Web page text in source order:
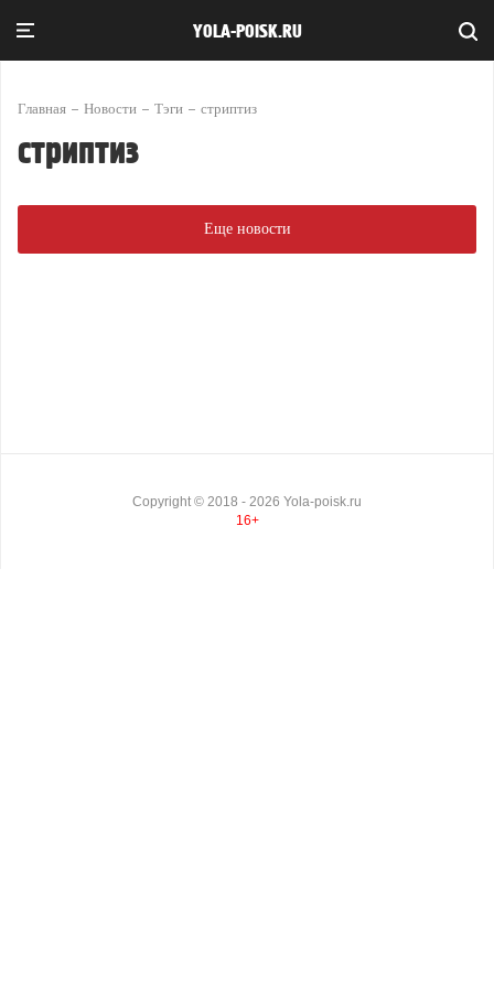
YOLA-POISK.RU
Главная Новости Тэги стриптиз
стриптиз
Еще новости
Copyright © 2018 - 2026 Yola-poisk.ru
16+